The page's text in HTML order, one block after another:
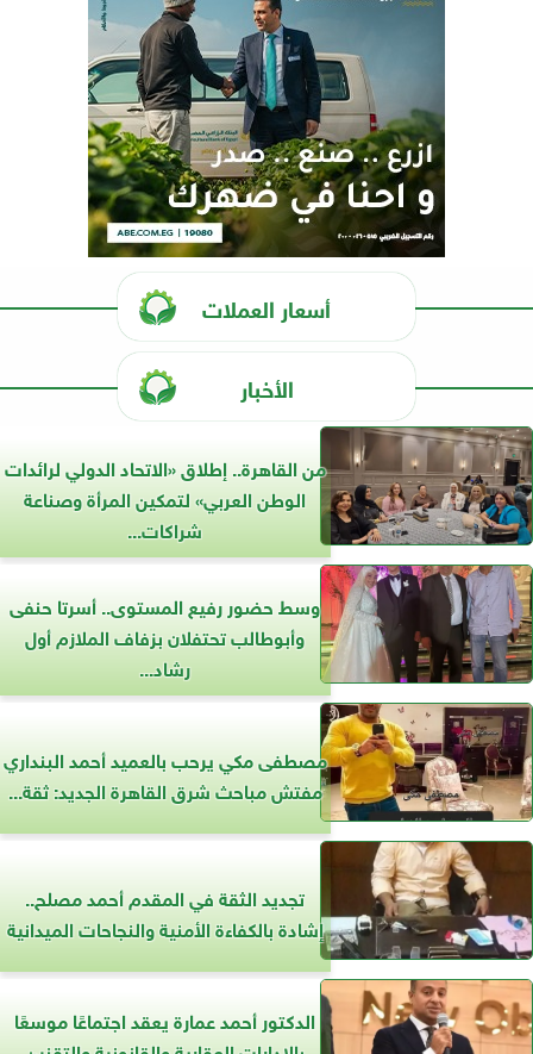
أسعار العملات
الأخبار
من القاهرة.. إطلاق «الاتحاد الدولي لرائدات
الوطن العربي» لتمكين المرأة وصناعة
شراكات...
وسط حضور رفيع المستوى.. أسرتا حنفى
وأبوطالب تحتفلان بزفاف الملازم أول
رشاد...
مصطفى مكي يرحب بالعميد أحمد البنداري
مفتش مباحث شرق القاهرة الجديد: ثقة...
تجديد الثقة في المقدم أحمد مصلح..
إشادة بالكفاءة الأمنية والنجاحات الميدانية
الدكتور أحمد عمارة يعقد اجتماعًا موسعًا